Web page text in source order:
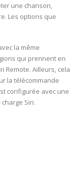
une chanson,
Les options que
la même
qui prennent en
Remote. Ailleurs, cela
la télécommande
configurée avec une
Siri.